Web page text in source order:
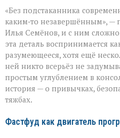
«Без подстаканника
каким‑то незавершённым», —
Илья Семёнов, и с ним сложно
эта деталь воспринимается
разумеющееся, хотя ещё
ней никто всерьёз не
простым углублением в
история — о привычках,
тяжбах.
Фастфуд как двигатель